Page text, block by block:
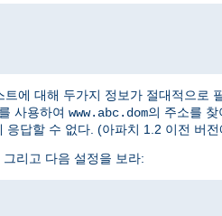
에 대해 두가지 정보가 절대적으로
사용하여 www.abc.dom의 주소를
응답할 수 없다. (아파치 1.2 이전 버
리고 다음 설정을 보라: